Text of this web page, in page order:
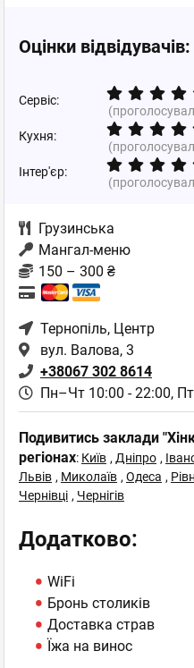
Оцінки відвідувачів:
Сервіс:
Кухня:
Інтер'єр:
Грузинська
Мангал-меню
150 – 300 ₴
Тернопіль, Центр
вул. Валова, 3
+38067 302 8614
Пн–Чт 10:00 - 22:00,
Подивитись заклади
регіонах: Київ , Дніпро ,
Львів , Миколаїв , Одеса ,
Чернівці , Чернігів
Додатково:
WiFi
Бронь столиків
Доставка страв
Їжа на винос